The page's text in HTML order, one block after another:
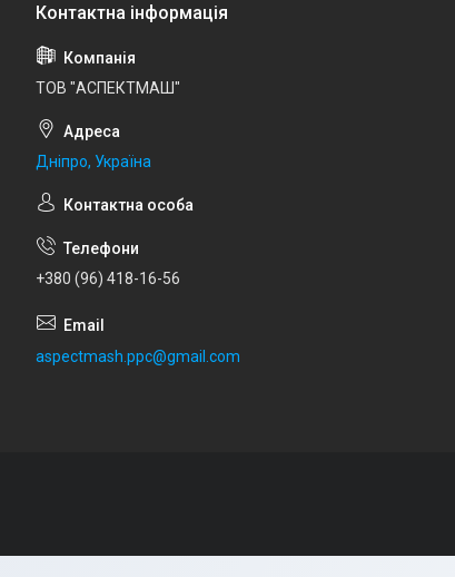
ТОВ "АСПЕКТМАШ"
Дніпро, Україна
+380 (96) 418-16-56
aspectmash.ppc@gmail.com